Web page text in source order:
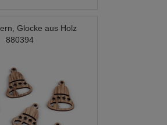
Glocke aus Holz
880394